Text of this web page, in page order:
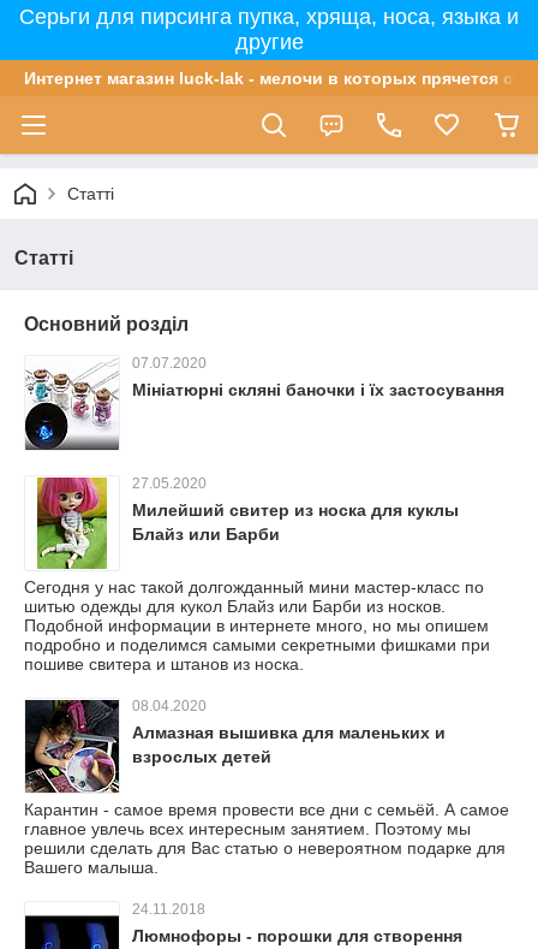
Серьги для пирсинга пупка, хряща, носа, языка и
другие
Интернет магазин luck-lak - мелочи в которых прячется
Статті
Статті
Основний розділ
07.07.2020
Мініатюрні скляні баночки і їх застосування
27.05.2020
Милейший свитер из носка для куклы
Блайз или Барби
Сегодня у нас такой долгожданный мини мастер-класс по
шитью одежды для кукол Блайз или Барби из носков.
Подобной информации в интернете много, но мы опишем
подробно и поделимся самыми секретными фишками при
пошиве свитера и штанов из носка.
08.04.2020
Алмазная вышивка для маленьких и
взрослых детей
Карантин - самое время провести все дни с семьёй. А самое
главное увлечь всех интересным занятием. Поэтому мы
решили сделать для Вас статью о невероятном подарке для
Вашего малыша.
24.11.2018
Люмнофоры - порошки для створення